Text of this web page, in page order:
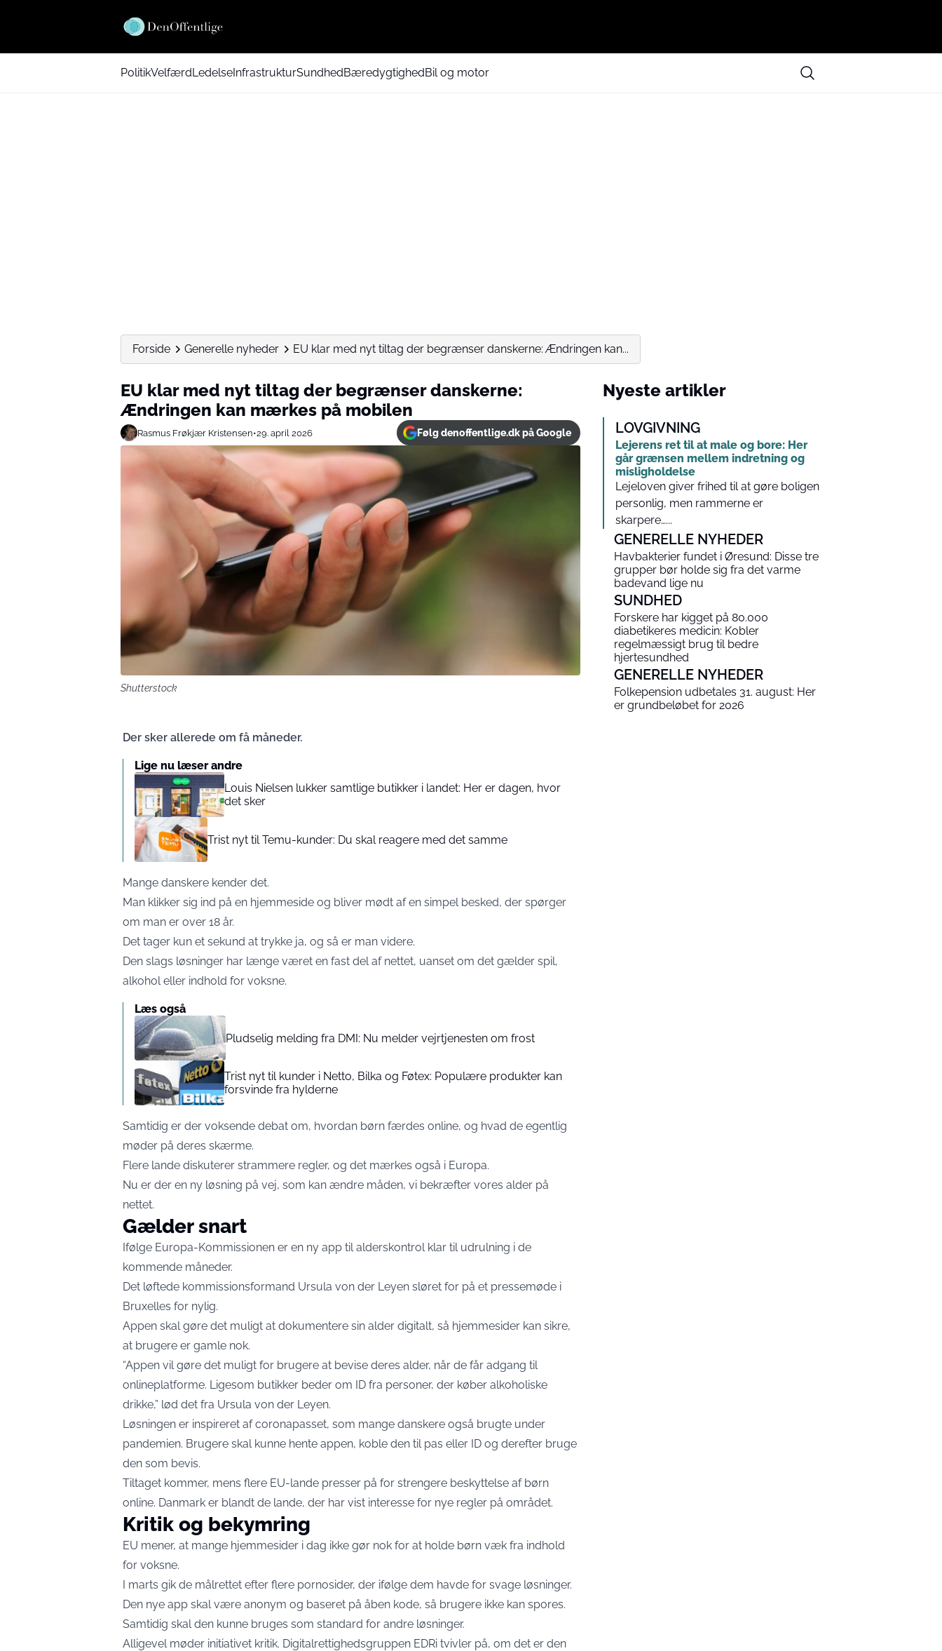
PolitikVelfærdLedelseInfrastrukturSundhedBæredygtighedBil og motor
Forside Generelle nyheder EU klar med nyt tiltag der begrænser danskerne: Ændringen kan...
EU klar med nyt tiltag der begrænser danskerne:
Ændringen kan mærkes på mobilen
Rasmus Frøkjær Kristensen•29. april 2026 Følg denoffentlige.dk på Google
Shutterstock
Der sker allerede om få måneder.
Lige nu læser andre
Louis Nielsen lukker samtlige butikker i landet: Her er dagen, hvor
det sker
Trist nyt til Temu-kunder: Du skal reagere med det samme
Mange danskere kender det.
Man klikker sig ind på en hjemmeside og bliver mødt af en simpel besked, der spørger
om man er over 18 år.
Det tager kun et sekund at trykke ja, og så er man videre.
Den slags løsninger har længe været en fast del af nettet, uanset om det gælder spil,
alkohol eller indhold for voksne.
Læs også
Pludselig melding fra DMI: Nu melder vejrtjenesten om frost
Trist nyt til kunder i Netto, Bilka og Føtex: Populære produkter kan
forsvinde fra hylderne
Samtidig er der voksende debat om, hvordan børn færdes online, og hvad de egentlig
møder på deres skærme.
Flere lande diskuterer strammere regler, og det mærkes også i Europa.
Nu er der en ny løsning på vej, som kan ændre måden, vi bekræfter vores alder på
nettet.
Gælder snart
Ifølge Europa-Kommissionen er en ny app til alderskontrol klar til udrulning i de
kommende måneder.
Det løftede kommissionsformand Ursula von der Leyen sløret for på et pressemøde i
Bruxelles for nylig.
Appen skal gøre det muligt at dokumentere sin alder digitalt, så hjemmesider kan sikre,
at brugere er gamle nok.
“Appen vil gøre det muligt for brugere at bevise deres alder, når de får adgang til
onlineplatforme. Ligesom butikker beder om ID fra personer, der køber alkoholiske
drikke,” lød det fra Ursula von der Leyen.
Løsningen er inspireret af coronapasset, som mange danskere også brugte under
pandemien. Brugere skal kunne hente appen, koble den til pas eller ID og derefter bruge
den som bevis.
Tiltaget kommer, mens flere EU-lande presser på for strengere beskyttelse af børn
online. Danmark er blandt de lande, der har vist interesse for nye regler på området.
Kritik og bekymring
EU mener, at mange hjemmesider i dag ikke gør nok for at holde børn væk fra indhold
for voksne.
I marts gik de målrettet efter flere pornosider, der ifølge dem havde for svage løsninger.
Den nye app skal være anonym og baseret på åben kode, så brugere ikke kan spores.
Samtidig skal den kunne bruges som standard for andre løsninger.
Alligevel møder initiativet kritik. Digitalrettighedsgruppen EDRi tvivler på, om det er den
Nyeste artikler
LOVGIVNING
Lejerens ret til at male og bore: Her
går grænsen mellem indretning og
misligholdelse
Lejeloven giver frihed til at gøre boligen
personlig, men rammerne er
skarpere…...
GENERELLE NYHEDER
Havbakterier fundet i Øresund: Disse tre
grupper bør holde sig fra det varme
badevand lige nu
SUNDHED
Forskere har kigget på 80.000
diabetikeres medicin: Kobler
regelmæssigt brug til bedre
hjertesundhed
GENERELLE NYHEDER
Folkepension udbetales 31. august: Her
er grundbeløbet for 2026